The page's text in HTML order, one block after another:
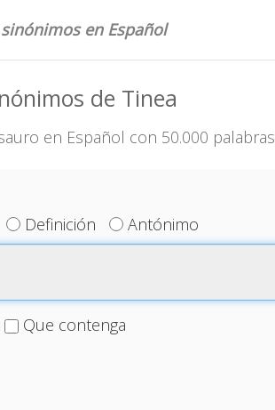
en Español
de Tinea
en Español con 50.000 palabras
Definición Antónimo
Que contenga